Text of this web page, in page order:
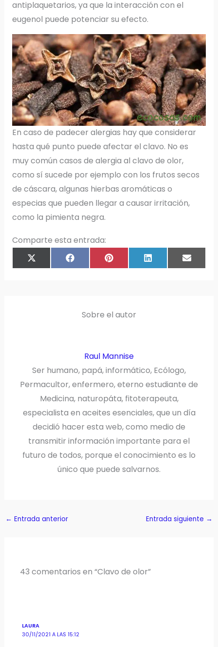
antiplaquetarios, ya que la interacción con el
eugenol puede potenciar su efecto.
En caso de padecer alergias hay que considerar
hasta qué punto puede afectar el clavo. No es
muy común casos de alergia al clavo de olor,
como sí sucede por ejemplo con los frutos secos
de cáscara, algunas hierbas aromáticas o
especias que pueden llegar a causar irritación,
como la pimienta negra.
Comparte esta entrada:
COMPARTIR
X
T
COMPARTIR
F
C
COMPARTIR
P
N
COMPARTIR
L
N
E
A
Sobre el autor
Raul Mannise
Ser humano, papá, informático, Ecólogo,
Permacultor, enfermero, eterno estudiante de
Medicina, naturopáta, fitoterapeuta,
especialista en aceites esenciales, que un día
decidió hacer esta web, como medio de
transmitir información importante para el
futuro de todos, porque el conocimiento es lo
único que puede salvarnos.
← Entrada anterior Entrada siguiente →
43 comentarios en “Clavo de olor”
LAURA
30/11/2021 A LAS 15:12